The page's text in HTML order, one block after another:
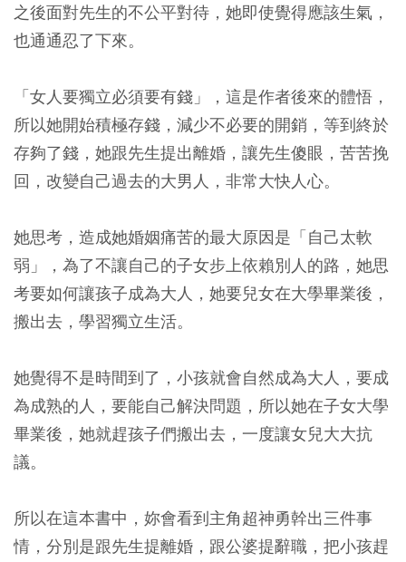
之後面對先生的不公平對待，她即使覺得應該生氣，
也通通忍了下來。
「女人要獨立必須要有錢」，這是作者後來的體悟，
所以她開始積極存錢，減少不必要的開銷，等到終於
存夠了錢，她跟先生提出離婚，讓先生傻眼，苦苦挽
回，改變自己過去的大男人，非常大快人心。
她思考，造成她婚姻痛苦的最大原因是「自己太軟
弱」，為了不讓自己的子女步上依賴別人的路，她思
考要如何讓孩子成為大人，她要兒女在大學畢業後，
搬出去，學習獨立生活。
她覺得不是時間到了，小孩就會自然成為大人，要成
為成熟的人，要能自己解決問題，所以她在子女大學
畢業後，她就趕孩子們搬出去，一度讓女兒大大抗
議。
所以在這本書中，妳會看到主角超神勇幹出三件事
情，分別是跟先生提離婚，跟公婆提辭職，把小孩趕